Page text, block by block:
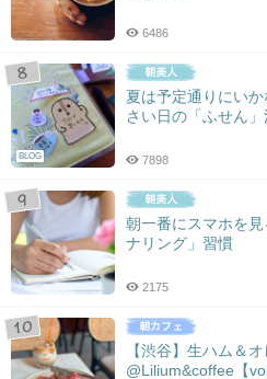
6486
BLOG
夏は予定通りにい
さい日の「ふせん
7898
朝一番にスマホを
ナリング」習慣
2175
【渋谷】生ハム＆
@Lilium&coffee【